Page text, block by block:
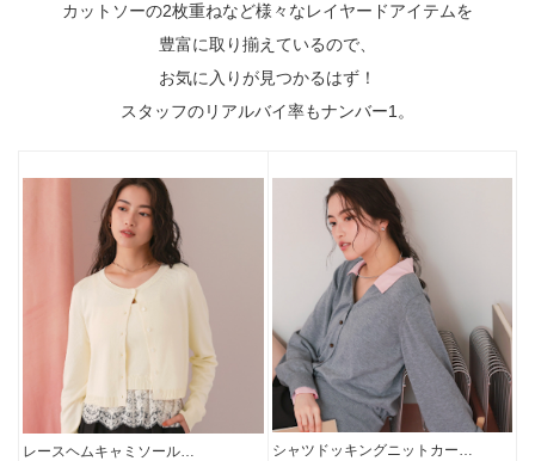
カットソーの2枚重ねなど様々なレイヤードアイテムを
豊富に取り揃えているので、
お気に入りが見つかるはず！
スタッフのリアルバイ率もナンバー1。
レースヘムキャミソール…
シャツドッキングニットカー…